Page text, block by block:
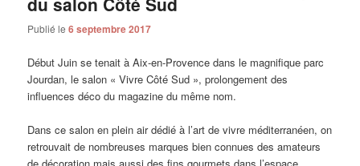
Publié le6 septembre 2017
Début Juin se tenait à Aix-en-Provence dans le magnifique parc
Jourdan, le salon « Vivre Côté Sud », prolongement des
influences déco du magazine du même nom.
Dans ce salon en plein air dédié à l’art de vivre méditerranéen, on
retrouvait de nombreuses marques bien connues des amateurs
de décoration mais aussi des fins gourmets dans l’espace